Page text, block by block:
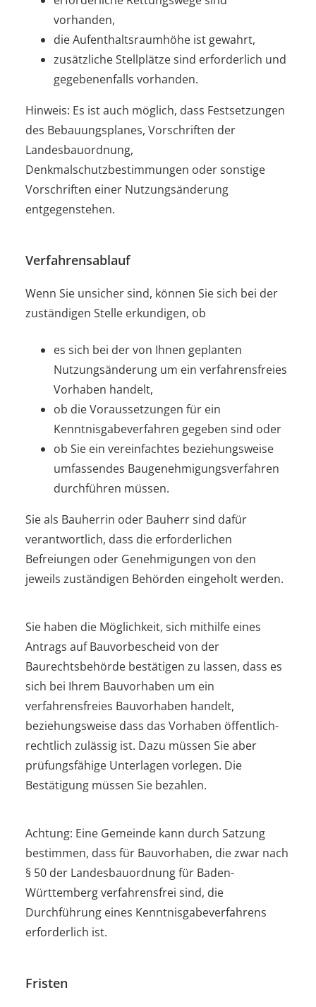
vorhanden,
die Aufenthaltsraumhöhe ist gewahrt,
zusätzliche Stellplätze sind erforderlich und
gegebenenfalls vorhanden.
Hinweis: Es ist auch möglich, dass Festsetzungen
des Bebauungsplanes, Vorschriften der
Landesbauordnung,
Denkmalschutzbestimmungen oder sonstige
Vorschriften einer Nutzungsänderung
entgegenstehen.
Verfahrensablauf
Wenn Sie unsicher sind, können Sie sich bei der
zuständigen Stelle erkundigen, ob
es sich bei der von Ihnen geplanten
Nutzungsänderung um ein verfahrensfreies
Vorhaben handelt,
ob die Voraussetzungen für ein
Kenntnisgabeverfahren gegeben sind oder
ob Sie ein vereinfachtes beziehungsweise
umfassendes Baugenehmigungsverfahren
durchführen müssen.
Sie als Bauherrin oder Bauherr sind dafür
verantwortlich, dass die erforderlichen
Befreiungen oder Genehmigungen von den
jeweils zuständigen Behörden eingeholt werden.
Sie haben die Möglichkeit, sich mithilfe eines
Antrags auf Bauvorbescheid von der
Baurechtsbehörde bestätigen zu lassen, dass es
sich bei Ihrem Bauvorhaben um ein
verfahrensfreies Bauvorhaben handelt,
beziehungsweise dass das Vorhaben öffentlich-
rechtlich zulässig ist. Dazu müssen Sie aber
prüfungsfähige Unterlagen vorlegen. Die
Bestätigung müssen Sie bezahlen.
Achtung: Eine Gemeinde kann durch Satzung
bestimmen, dass für Bauvorhaben, die zwar nach
§ 50 der Landesbauordnung für Baden-
Württemberg verfahrensfrei sind, die
Durchführung eines Kenntnisgabeverfahrens
erforderlich ist.
Fristen